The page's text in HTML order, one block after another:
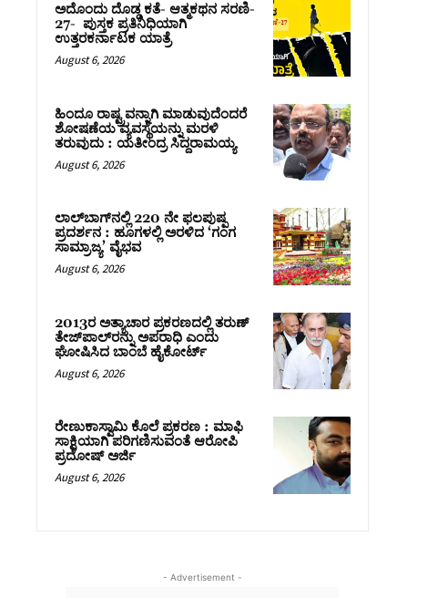
ಅದೊಂದು ದೊಡ್ಡ ಕತೆ- ಆತ್ಮಕಥನ ಸರಣಿ-
27- ಪುಸ್ತಕ ಪ್ರತಿನಿಧಿಯಾಗಿ
ಉತ್ತರಕರ್ನಾಟಕ ಯಾತ್ರೆ
August 6, 2026
ಹಿಂದೂ ರಾಷ್ಟ್ರವನ್ನಾಗಿ ಮಾಡುವುದೆಂದರೆ
ಶೋಷಣೆಯ ವ್ಯವಸ್ಥೆಯನ್ನು ಮರಳಿ
ತರುವುದು : ಯತೀಂದ್ರ ಸಿದ್ದರಾಮಯ್ಯ
August 6, 2026
ಲಾಲ್‍ಬಾಗ್‍ನಲ್ಲಿ 220 ನೇ ಫಲಪುಷ್ಪ
ಪ್ರದರ್ಶನ : ಹೂಗಳಲ್ಲಿ ಅರಳಿದ ‘ಗಂಗ
ಸಾಮ್ರಾಜ್ಯ’ ವೈಭವ
August 6, 2026
2013ರ ಅತ್ಯಾಚಾರ ಪ್ರಕರಣದಲ್ಲಿ ತರುಣ್
ತೇಜ್‌ಪಾಲ್‌ರನ್ನು ಅಪರಾಧಿ ಎಂದು
ಘೋಷಿಸಿದ ಬಾಂಬೆ ಹೈಕೋರ್ಟ್
August 6, 2026
ರೇಣುಕಾಸ್ವಾಮಿ ಕೊಲೆ ಪ್ರಕರಣ : ಮಾಫಿ
ಸಾಕ್ಷಿಯಾಗಿ ಪರಿಗಣಿಸುವಂತೆ ಆರೋಪಿ
ಪ್ರದೋಷ್‌ ಅರ್ಜಿ
August 6, 2026
- Advertisement -